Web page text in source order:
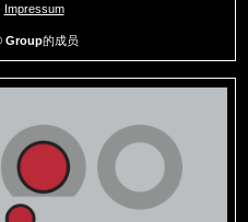
Impressum
Group的成员